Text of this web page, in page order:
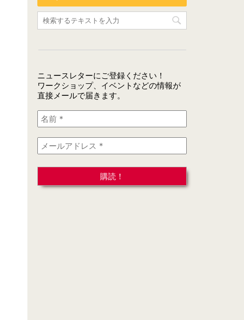
ニュースレターにご登録ください！
ワークショップ、イベントなどの情報が
直接メールで届きます。
名
前
*
ー